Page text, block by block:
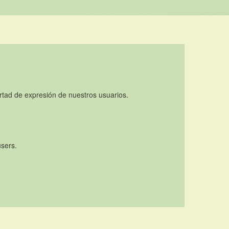
de expresión de nuestros usuarios.